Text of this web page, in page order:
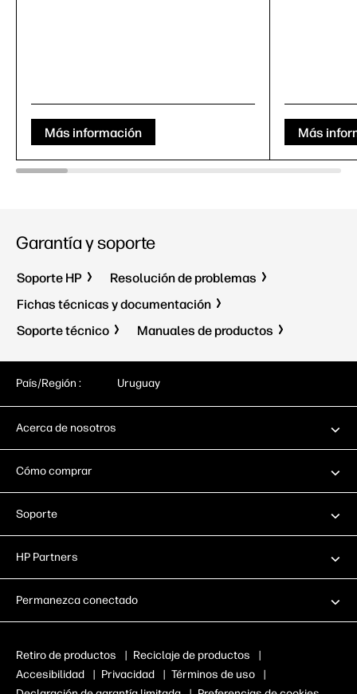
Más información Más
Garantía y soporte
Soporte HP
Resolución de problemas
Fichas técnicas y documentación
Soporte técnico
Manuales de productos
País/Región : Uruguay
Acerca de nosotros
Cómo comprar
Soporte
HP Partners
Permanezca conectado
Retiro de productos | Reciclaje de productos
|
Accesibilidad
| Privacidad | Términos de uso
|